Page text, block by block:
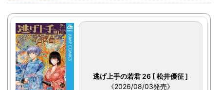
逃げ上手の若君 26 [ 松井優征 ]
《2026/08/03発売》